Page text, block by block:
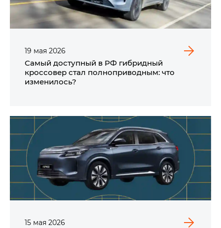
19 мая 2026
Самый доступный в РФ гибридный
кроссовер стал полноприводным: что
изменилось?
15 мая 2026